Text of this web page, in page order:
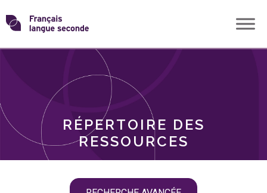
Skip
toTransformons
langue
RÉPERTOIRE DES
RESSOURCES
THÈMES